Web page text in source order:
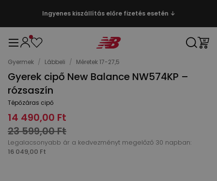
Ingyenes kiszállítás előre fizetés esetén ↓
Gyermek / Lábbeli / Méretek 17-27,5
Gyerek cipő New Balance NW574KP –
rózsaszín
Tépőzáras cipő
14 490,00 Ft
23 599,00 Ft
Legalacsonyabb ár a kedvezményt megelőző 30 napban:
16 049,00 Ft